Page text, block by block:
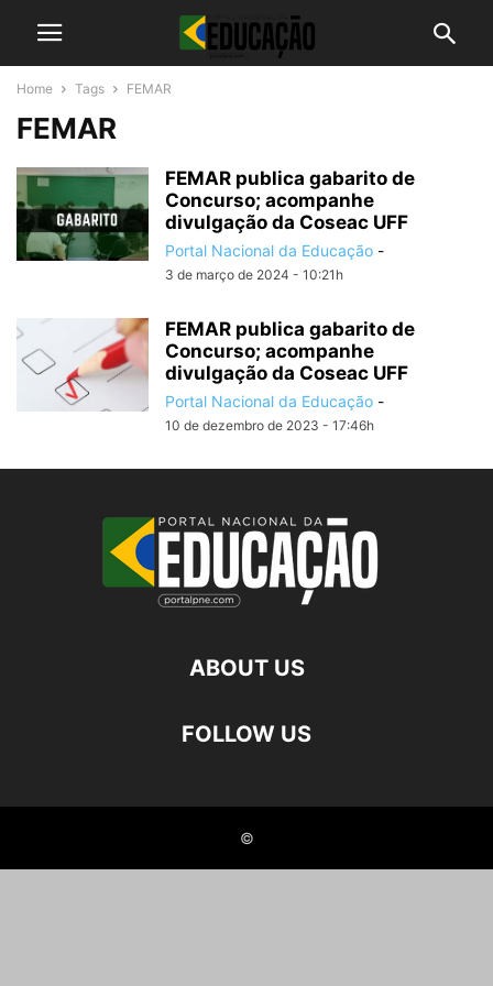
Home Tags FEMAR
FEMAR
FEMAR publica gabarito de
Concurso; acompanhe
divulgação da Coseac UFF
Portal Nacional da Educação -
3 de março de 2024 - 10:21h
FEMAR publica gabarito de
Concurso; acompanhe
divulgação da Coseac UFF
Portal Nacional da Educação -
10 de dezembro de 2023 - 17:46h
ABOUT US
FOLLOW US
©